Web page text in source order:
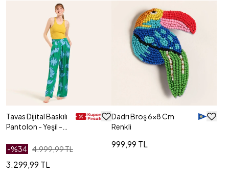
Tavas Dijital Baskılı
Pantolon - Yeşil -
-%34 4.999,99 TL
3.299,99 TL
Dadrı Broş 6x8 Cm
Renkli
999,99 TL